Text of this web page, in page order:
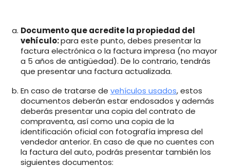
Documento que acredite la propiedad del
vehículo:para este punto, debes presentar la
factura electrónica o la factura impresa (no mayor
a 5 años de antigüedad). De lo contrario, tendrás
que presentar una factura actualizada.
En caso de tratarse de vehículos usados, estos
documentos deberán estar endosados y además
deberás presentar una copia del contrato de
compraventa, así como una copia de la
identificación oficial con fotografía impresa del
vendedor anterior. En caso de que no cuentes con
la factura del auto, podrás presentar también los
siguientes documentos: